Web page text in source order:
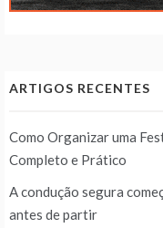
ARTIGOS RECENTES
Como Organizar uma
Completo e Prático
A condução segura
antes de partir